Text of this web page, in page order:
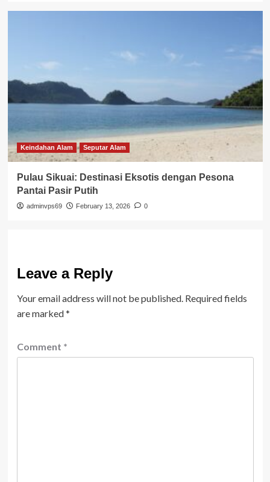
Keindahan Alam Seputar Alam
Pulau Sikuai: Destinasi Eksotis dengan Pesona
Pantai Pasir Putih
adminvps69 February 13, 2026 0
Leave a Reply
Your email address will not be published. Required fields
are marked*
Comment *